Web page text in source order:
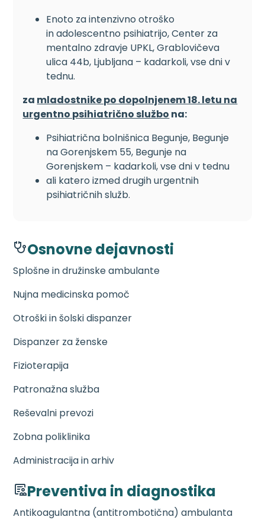
Enoto za intenzivno otroško
in adolescentno psihiatrijo, Center za
mentalno zdravje UPKL, Grablovičeva
ulica 44b, Ljubljana – kadarkoli, vse dni v
tednu.
za mladostnike po dopolnjenem 18. letu na
urgentno psihiatrično službo na:
Psihiatrična bolnišnica Begunje, Begunje
na Gorenjskem 55, Begunje na
Gorenjskem – kadarkoli, vse dni v tednu
ali katero izmed drugih urgentnih
psihiatričnih služb.
Osnovne dejavnosti
Splošne in družinske ambulante
Nujna medicinska pomoč
Otroški in šolski dispanzer
Dispanzer za ženske
Fizioterapija
Patronažna služba
Reševalni prevozi
Zobna poliklinika
Administracija in arhiv
Preventiva in diagnostika
Antikoagulantna (antitrombotična) ambulanta